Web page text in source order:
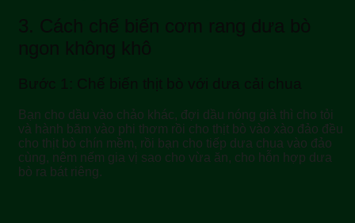
3. Cách chế biến cơm rang dưa bò
ngon không khô
Bước 1: Chế biến thịt bò với dưa cải chua
Bạn cho dầu vào chảo khác, đợi dầu nóng già thì cho tỏi
và hành băm vào phi thơm rồi cho thịt bò vào xào đảo đều
cho thịt bò chín mềm, rồi bạn cho tiếp dưa chua vào đảo
cùng, nêm nếm gia vị sao cho vừa ăn, cho hỗn hợp dưa
bò ra bát riêng.